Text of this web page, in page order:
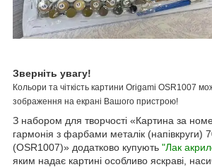
Зверніть увагу!
Кольори та чіткість картини Origami OSR1007
зображення на екрані Вашого пристрою!
З набором для творчості «Картина за
гармонія з фарбами металік (напівкруги)
(OSR1007)» додатково купують "Лак
яким надає картині особливо яскраві,